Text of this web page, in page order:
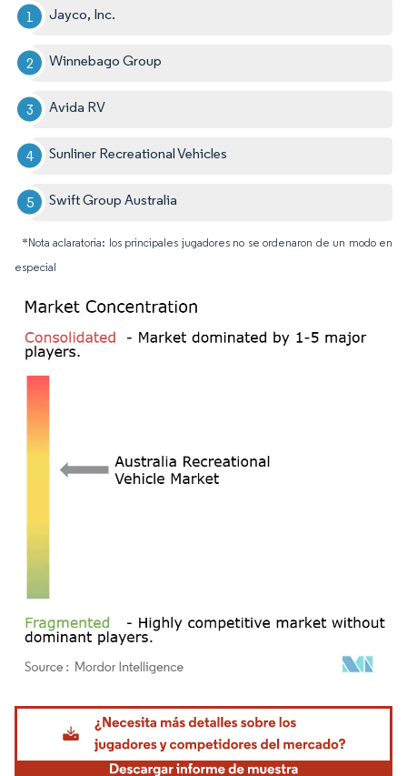
Jayco, Inc.
Winnebago Group
Avida RV
Sunliner Recreational Vehicles
Swift Group Australia
*Nota aclaratoria: los principales jugadores no se ordenaron de un modo en
especial
Imagen © Mordor Intelligence. El uso requiere atribución según CC BY 4.0.